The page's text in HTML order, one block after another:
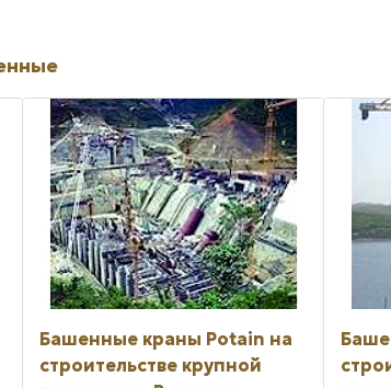
Башенные краны Potain на
строительстве крупной